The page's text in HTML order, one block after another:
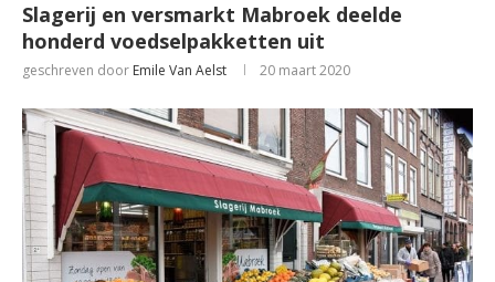
Slagerij en versmarkt Mabroek deelde
honderd voedselpakketten uit
geschreven door Emile Van Aelst 20 maart 2020